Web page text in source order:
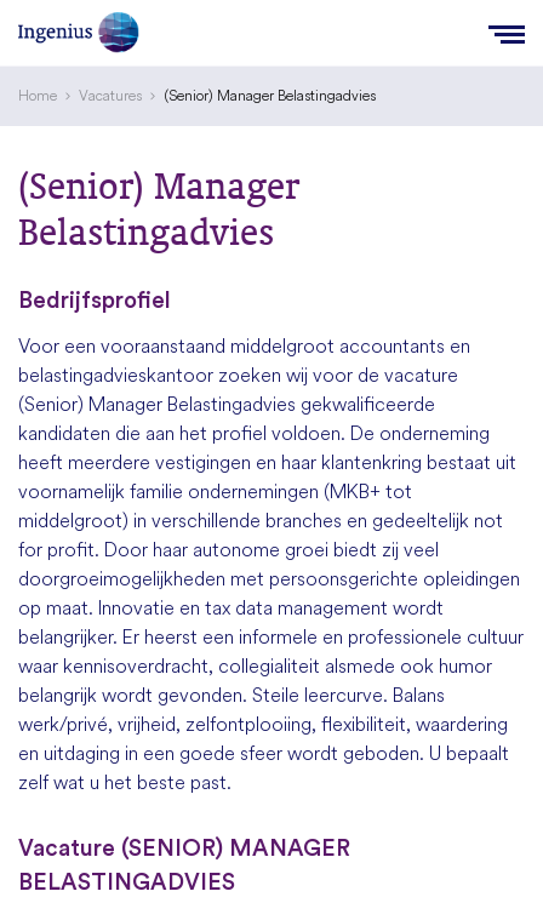
Home Vacatures (Senior) Manager Belastingadvies
(Senior) Manager
Belastingadvies
Bedrijfsprofiel
Voor een vooraanstaand middelgroot accountants en
belastingadvieskantoor zoeken wij voor de vacature
(Senior) Manager Belastingadvies gekwalificeerde
kandidaten die aan het profiel voldoen. De onderneming
heeft meerdere vestigingen en haar klantenkring bestaat uit
voornamelijk familie ondernemingen (MKB+ tot
middelgroot) in verschillende branches en gedeeltelijk not
for profit. Door haar autonome groei biedt zij veel
doorgroeimogelijkheden met persoonsgerichte opleidingen
op maat. Innovatie en tax data management wordt
belangrijker. Er heerst een informele en professionele cultuur
waar kennisoverdracht, collegialiteit alsmede ook humor
belangrijk wordt gevonden. Steile leercurve. Balans
werk/privé, vrijheid, zelfontplooiing, flexibiliteit, waardering
en uitdaging in een goede sfeer wordt geboden. U bepaalt
zelf wat u het beste past.
Vacature (SENIOR) MANAGER
BELASTINGADVIES